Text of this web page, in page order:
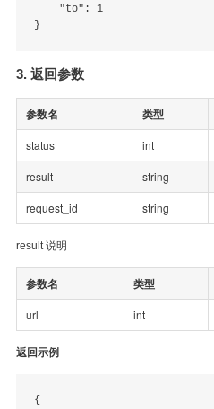
    "to": 1
3. 返回参数
参数名 类型
status int
result string
request_id string
result 说明
参数名 类型
url int
返回示例
{